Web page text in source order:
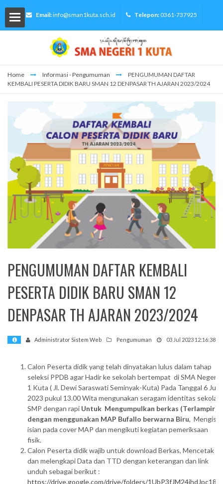
Email:info@sman1kuta.sch.id Telepon: 0361-737925
Home Informasi - Pengumuman
PENGUMUMAN DAFTAR
KEMBALI PESERTA DIDIK BARU SMAN 12 DENPASAR TH AJARAN 2023/2024
PENGUMUMAN DAFTAR KEMBALI
PESERTA DIDIK BARU SMAN 12
DENPASAR TH AJARAN 2023/2024
Administrator Sistem Web Pengumuman 03 Jul 2023 12:16:38
Calon Peserta didik yang telah dinyatakan lulus dalam tahap
seleksi PPDB agar Hadir ke sekolah bertempat di SMA Negeri
1 Kuta ( Jl. Dewi Saraswati Seminyak-Kuta) Pada Tanggal 6 Juli
2023 pukul 13.00 Wita mengunakan seragam identitas sekolah
SMP dengan rapi Untuk Mengumpulkan berkas (Terlampir)
dengan menggunakan MAP Bufallo berwarna Biru, Mengisi
isian pada cover MAP dan mengikuti kegiatan pemeriksaan
fisik.
Calon Peserta didik wajib untuk download Berkas, Mencetak
dan melengkapi Data dan TTD dengan keterangan dan link
unduh sebagai berikut :
https://drive.google.com/drive/folders/1UbP3fJM24jhdJpc187-